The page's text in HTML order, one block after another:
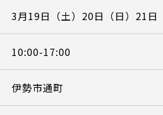
3月19日（土）20日（日）21日
10:00-17:00
伊勢市通町